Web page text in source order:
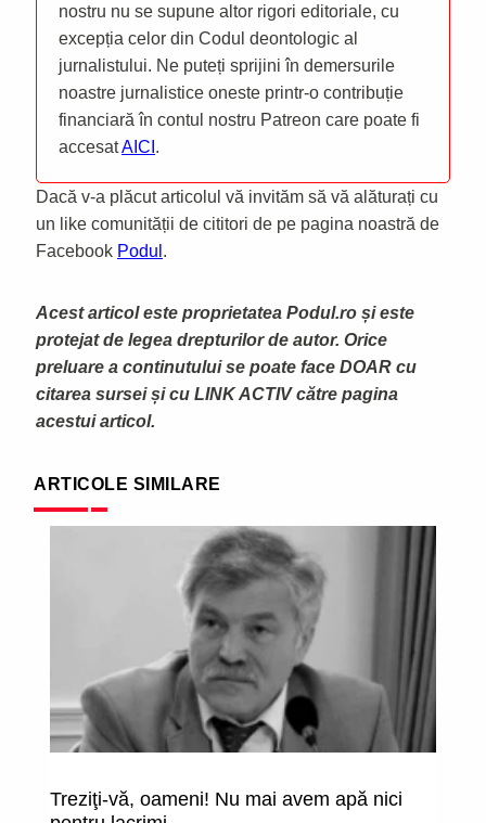
nostru nu se supune altor rigori editoriale, cu
excepția celor din Codul deontologic al
jurnalistului. Ne puteți sprijini în demersurile
noastre jurnalistice oneste printr-o contribuție
financiară în contul nostru Patreon care poate fi
accesatAICI .
Dacă v-a plăcut articolul vă invităm să vă alăturați cu
un like comunității de cititori de pe pagina noastră de
Facebook Podul .
Acest articol este proprietatea Podul.ro și este
protejat de legea drepturilor de autor. Orice
preluare a continutului se poate face DOAR cu
citarea sursei și cu LINK ACTIV către pagina
acestui articol.
ARTICOLE SIMILARE
Treziţi-vă, oameni! Nu mai avem apă nici